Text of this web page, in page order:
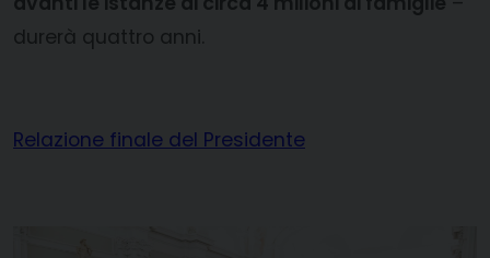
durerà quattro anni.
Relazione finale del Presidente